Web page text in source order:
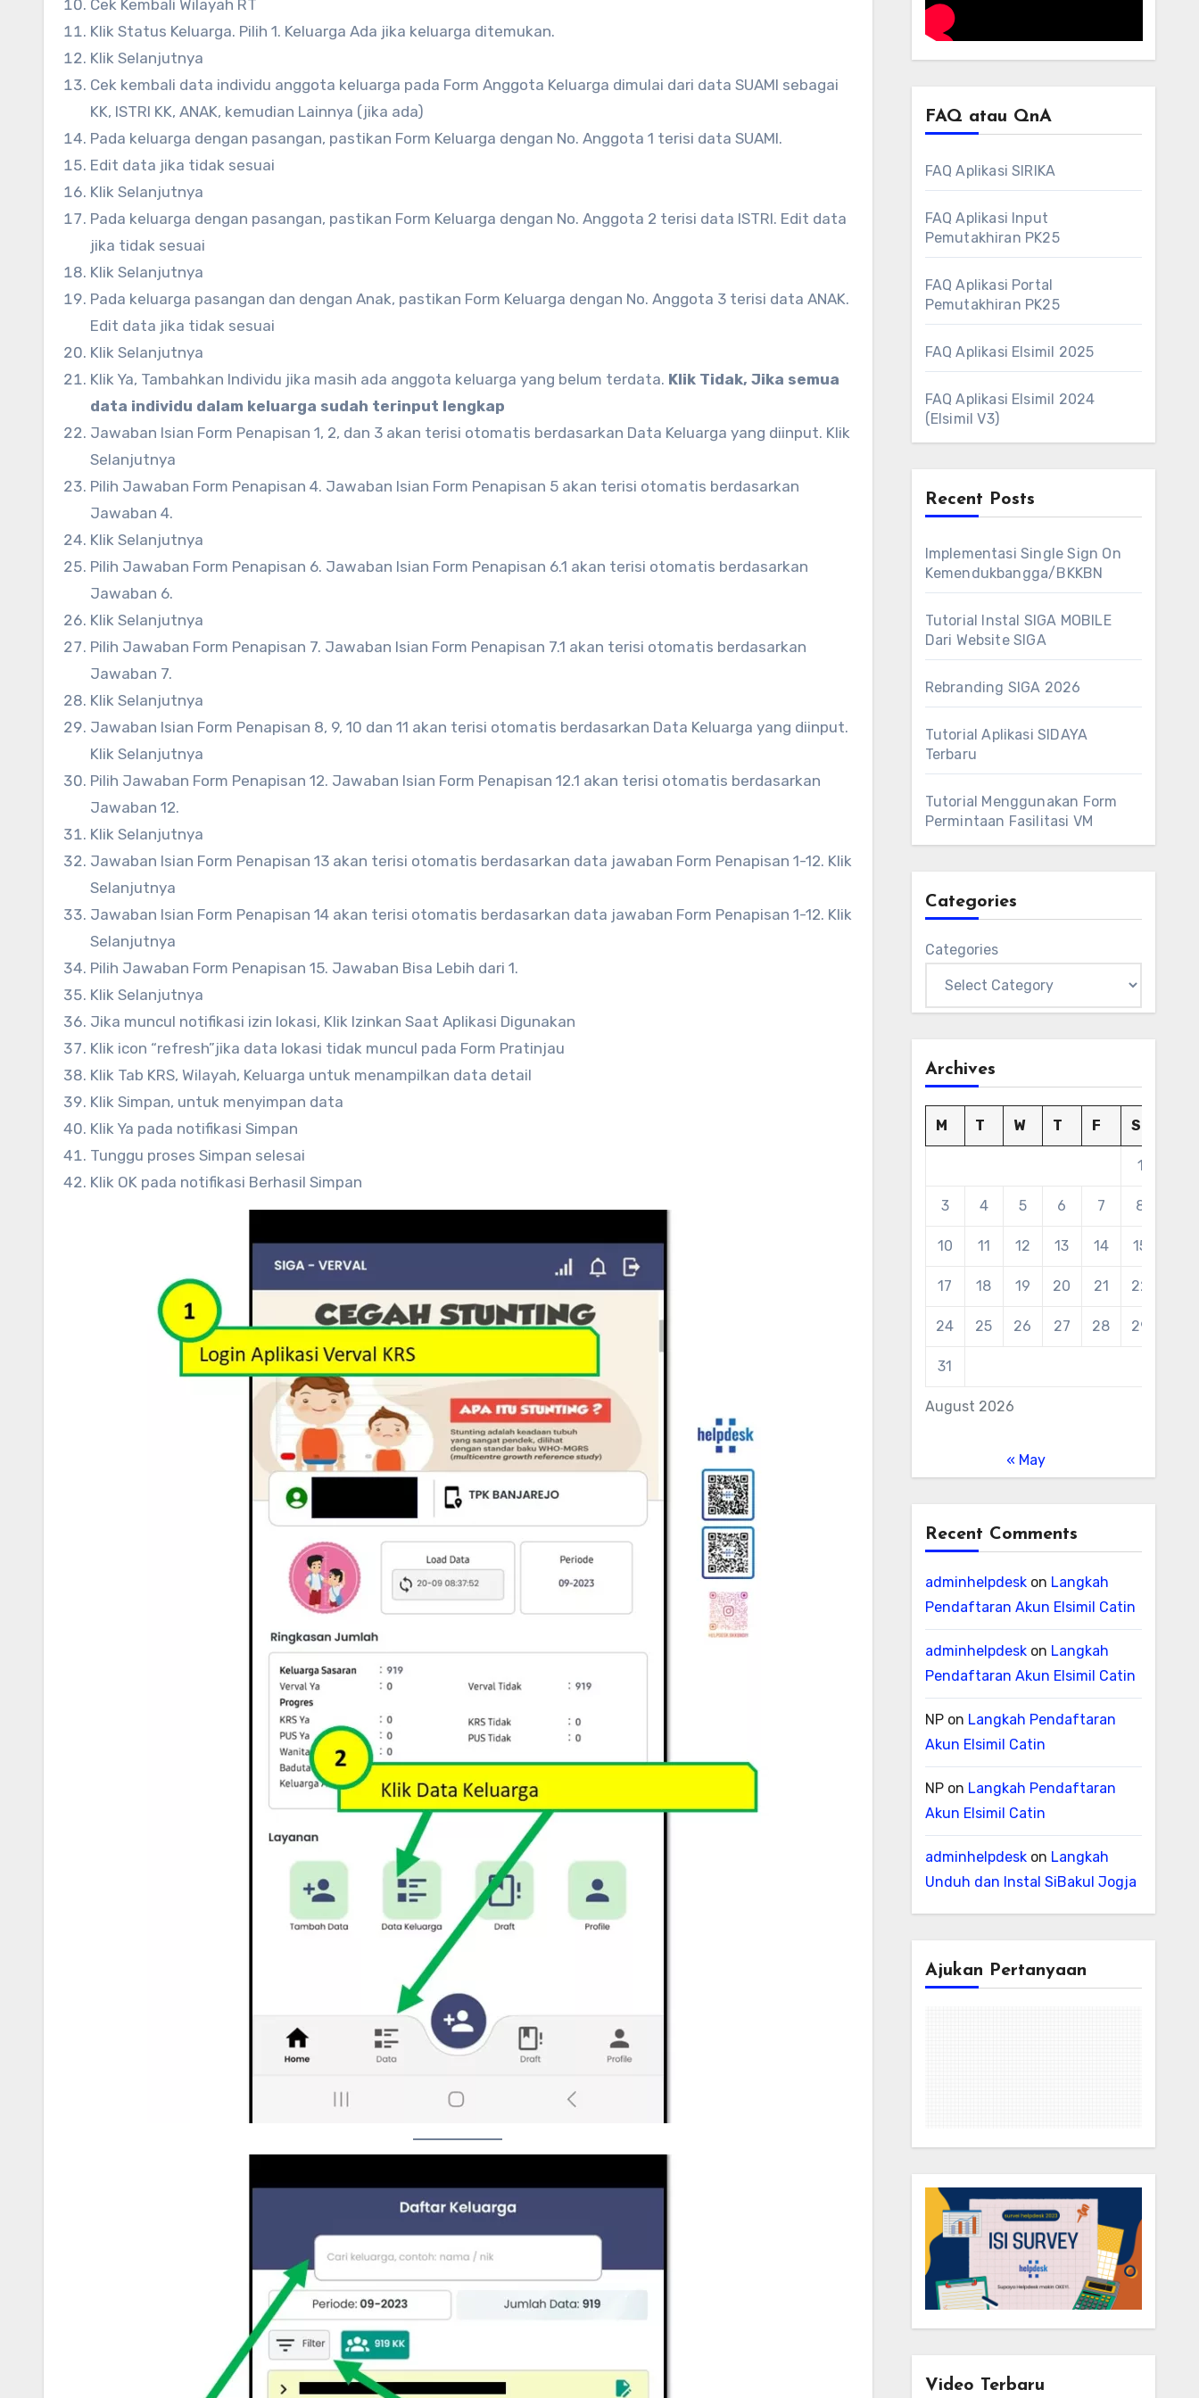
Cek Kembali Wilayah RT
Klik Status Keluarga. Pilih 1. Keluarga Ada jika keluarga ditemukan.
Klik Selanjutnya
Cek kembali data individu anggota keluarga pada Form Anggota Keluarga dimulai dari data SUAMI sebagai
KK, ISTRI KK, ANAK, kemudian Lainnya (jika ada)
Pada keluarga dengan pasangan, pastikan Form Keluarga dengan No. Anggota 1 terisi data SUAMI.
Edit data jika tidak sesuai
Klik Selanjutnya
Pada keluarga dengan pasangan, pastikan Form Keluarga dengan No. Anggota 2 terisi data ISTRI. Edit data
jika tidak sesuai
Klik Selanjutnya
Pada keluarga pasangan dan dengan Anak, pastikan Form Keluarga dengan No. Anggota 3 terisi data ANAK.
Edit data jika tidak sesuai
Klik Selanjutnya
Klik Ya, Tambahkan Individu jika masih ada anggota keluarga yang belum terdata. Klik Tidak, Jika semua
data individu dalam keluarga sudah terinput lengkap
Jawaban Isian Form Penapisan 1, 2, dan 3 akan terisi otomatis berdasarkan Data Keluarga yang diinput. Klik
Selanjutnya
Pilih Jawaban Form Penapisan 4. Jawaban Isian Form Penapisan 5 akan terisi otomatis berdasarkan
Jawaban 4.
Klik Selanjutnya
Pilih Jawaban Form Penapisan 6. Jawaban Isian Form Penapisan 6.1 akan terisi otomatis berdasarkan
Jawaban 6.
Klik Selanjutnya
Pilih Jawaban Form Penapisan 7. Jawaban Isian Form Penapisan 7.1 akan terisi otomatis berdasarkan
Jawaban 7.
Klik Selanjutnya
Jawaban Isian Form Penapisan 8, 9, 10 dan 11 akan terisi otomatis berdasarkan Data Keluarga yang diinput.
Klik Selanjutnya
Pilih Jawaban Form Penapisan 12. Jawaban Isian Form Penapisan 12.1 akan terisi otomatis berdasarkan
Jawaban 12.
Klik Selanjutnya
Jawaban Isian Form Penapisan 13 akan terisi otomatis berdasarkan data jawaban Form Penapisan 1-12. Klik
Selanjutnya
Jawaban Isian Form Penapisan 14 akan terisi otomatis berdasarkan data jawaban Form Penapisan 1-12. Klik
Selanjutnya
Pilih Jawaban Form Penapisan 15. Jawaban Bisa Lebih dari 1.
Klik Selanjutnya
Jika muncul notifikasi izin lokasi, Klik Izinkan Saat Aplikasi Digunakan
Klik icon “refresh”jika data lokasi tidak muncul pada Form Pratinjau
Klik Tab KRS, Wilayah, Keluarga untuk menampilkan data detail
Klik Simpan, untuk menyimpan data
Klik Ya pada notifikasi Simpan
Tunggu proses Simpan selesai
Klik OK pada notifikasi Berhasil Simpan
FAQ atau QnA
FAQ Aplikasi SIRIKA
FAQ Aplikasi Input
Pemutakhiran PK25
FAQ Aplikasi Portal
Pemutakhiran PK25
FAQ Aplikasi Elsimil 2025
FAQ Aplikasi Elsimil 2024
(Elsimil V3)
Recent Posts
Implementasi Single Sign On
Kemendukbangga/BKKBN
Tutorial Instal SIGA MOBILE
Dari Website SIGA
Rebranding SIGA 2026
Tutorial Aplikasi SIDAYA
Terbaru
Tutorial Menggunakan Form
Permintaan Fasilitasi VM
Categories
Categories
Archives
August 2026
M T W T F S
1
3 4 5 6 7 8
10 11 12 13 14 15
17 18 19 20 21 22
24 25 26 27 28 29
31
« May
Recent Comments
adminhelpdeskon Langkah
Pendaftaran Akun Elsimil Catin
adminhelpdeskon Langkah
Pendaftaran Akun Elsimil Catin
NPon Langkah Pendaftaran
Akun Elsimil Catin
NPon Langkah Pendaftaran
Akun Elsimil Catin
adminhelpdeskon Langkah
Unduh dan Instal SiBakul Jogja
Ajukan Pertanyaan
Video Terbaru